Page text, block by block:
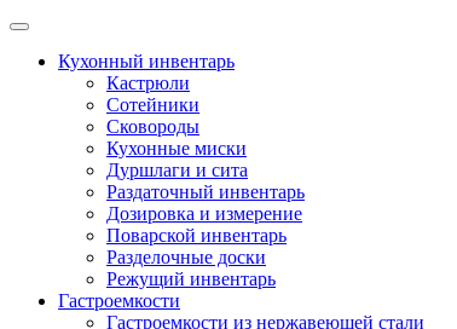
Skip
contentКухонный инвентарь
Кастрюли
Сотейники
Сковороды
Кухонные миски
Дуршлаги и сита
Раздаточный инвентарь
Дозировка и измерение
Поварской инвентарь
Разделочные доски
Режущий инвентарь
Гастроемкости
Гастроемкости из нержавеющей стали